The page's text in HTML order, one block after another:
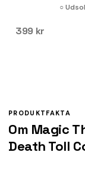
○
399 kr
PRODUKTFAKTA
Om Magic
Death Toll